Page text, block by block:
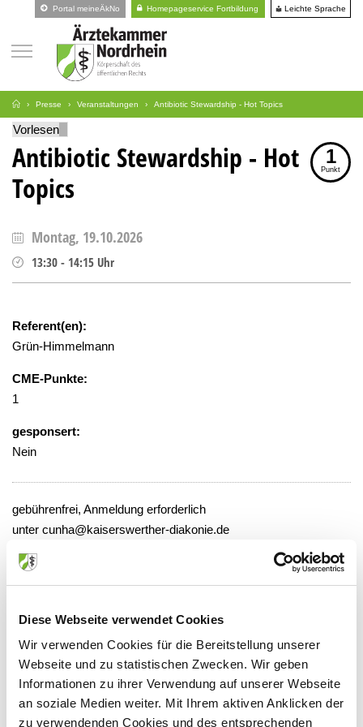
Diese Webseite verwendet Cookies
Wir verwenden Cookies für die Bereitstellung unserer
Webseite und zu statistischen Zwecken. Wir geben
Informationen zu ihrer Verwendung auf unserer Webseite
an soziale Medien weiter. Mit Ihrem aktiven Anklicken der
zu verwendenden Cookies und des entsprechenden
Portal meineÄkNo Homepageservice Fortbildung Leichte Sprache
Presse Veranstaltungen Antibiotic Stewardship - Hot Topics
Vorlesen
Antibiotic Stewardship - Hot
Topics
1
Punkt
Montag, 19.10.2026
13:30 - 14:15 Uhr
Referent(en):
Grün-Himmelmann
CME-Punkte:
1
gesponsert:
Nein
gebührenfrei, Anmeldung erforderlich
unter cunha@kaiserswerther-diakonie.de
Veranstaltungsort:
Florence Nightingale Krankenhaus,
Kreunzbergstraße 79, 40489 Düsseldorf